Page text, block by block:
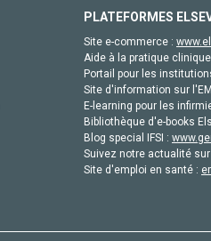
PLATEFORMES
Site e-commerce :
Aide à la pratique
Portail pour les
Site d'information sur
E-learning pour les
Bibliothèque d'e-books
Blog special IFSI :
Suivez notre actualité
Site d'emploi en santé :